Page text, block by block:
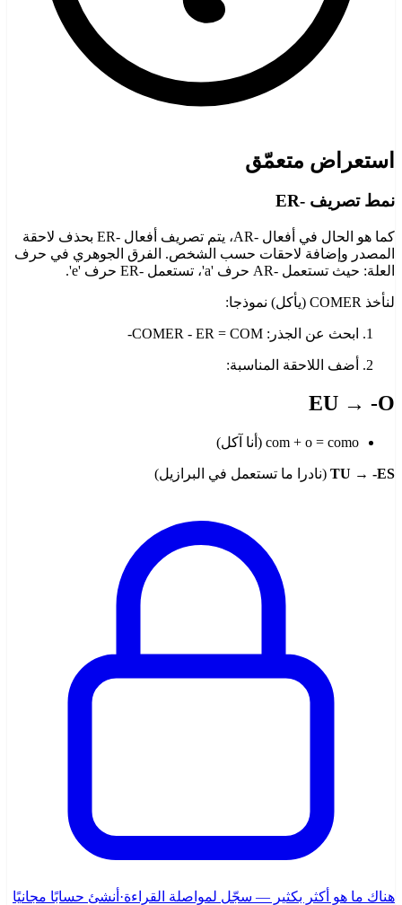
استعراض متعمّق
نمط تصريف -ER
كما هو الحال في أفعال -AR، يتم تصريف أفعال -ER بحذف لاحقة
المصدر وإضافة لاحقات حسب الشخص. الفرق الجوهري في حرف
العلة: حيث تستعمل -AR حرف 'a'، تستعمل -ER حرف 'e'.
لنأخذ COMER (يأكل) نموذجا:
ابحث عن الجذر: COMER - ER = COM-
أضف اللاحقة المناسبة:
EU → -O
com + o = como (أنا آكل)
TU → -ES (نادرا ما تستعمل في البرازيل)
هناك ما هو أكثر بكثير — سجّل لمواصلة القراءة· أنشئ حسابًا مجانيًا